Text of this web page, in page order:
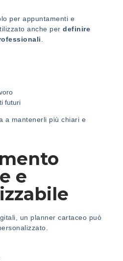
per appuntamenti e
anche perdefinire
.
futuri
a mantenerli più chiari e
e
un planner cartaceo può